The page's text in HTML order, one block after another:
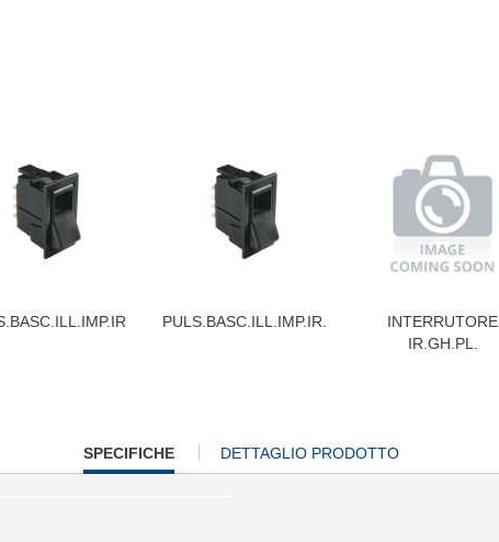
PULS.BASC.ILL.IMP.IR.
INTERRUTORE
IR.GH.PL.
CURRENT
TAB:
SPECIFICHE DETTAGLIO PRODOTTO